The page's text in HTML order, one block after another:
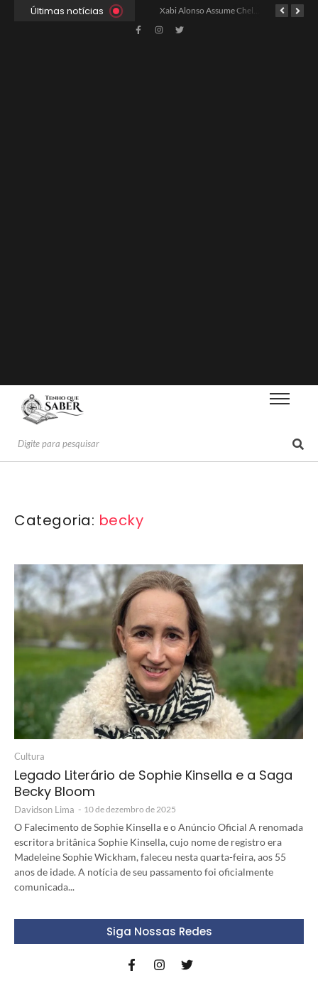
Últimas notícias
Ancelotti Avalia Elenco Final para Convocação da Copa Xabi Alonso Assume Chelsea: Nova Estratégia Gerencial e Contrato Até 2030 China e EUA Buscam Expansão do Comércio Agrícola
Categoria: becky
Cultura
Legado Literário de Sophie Kinsella e a Saga
Becky Bloom
Davidson Lima - 10 de dezembro de 2025
O Falecimento de Sophie Kinsella e o Anúncio Oficial A renomada
escritora britânica Sophie Kinsella, cujo nome de registro era
Madeleine Sophie Wickham, faleceu nesta quarta-feira, aos 55
anos de idade. A notícia de seu passamento foi oficialmente
comunicada...
Siga Nossas Redes